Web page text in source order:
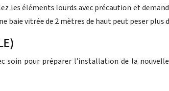
les éléments lourds avec précaution et
vitrée de 2 mètres de haut peut peser plus
soin pour préparer l’installation de la